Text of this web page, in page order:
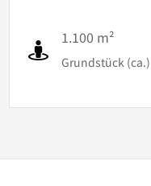
1.100 m²
Grundstück (ca.)